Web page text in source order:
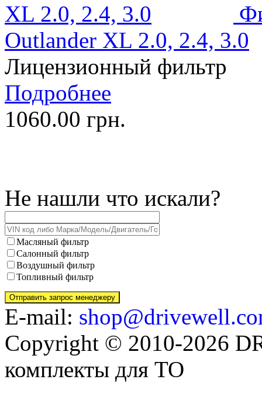
Outlander XL 2.0, 2.4, 3.0
Лицензионный фильтр
Подробнее
1060.00 грн.
Не нашли что искали?
Масляный фильтр
Салонный фильтр
Воздушный фильтр
Топливный фильтр
E-mail:
Copyright © 2010-2026
комплекты для ТО